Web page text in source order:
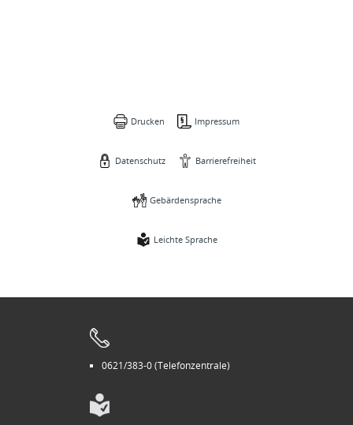
Drucken Impressum
Datenschutz Barrierefreiheit
Gebärdensprache
Leichte Sprache
0621/383-0 (Telefonzentrale)